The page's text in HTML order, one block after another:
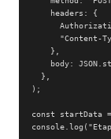
    headers: {
"Content-
    },
body:
  },
);
const startData